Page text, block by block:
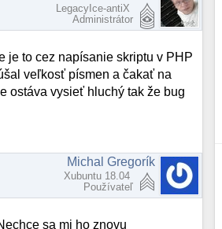
LegacyIce-antiX
Administrátor
je to cez napísanie skriptu v PHP
veľkosť písmen a čakať na
ostáva vysieť hluchý tak že bug
Michal Gregorík
Xubuntu 18.04
Používateľ
sa mi ho znovu